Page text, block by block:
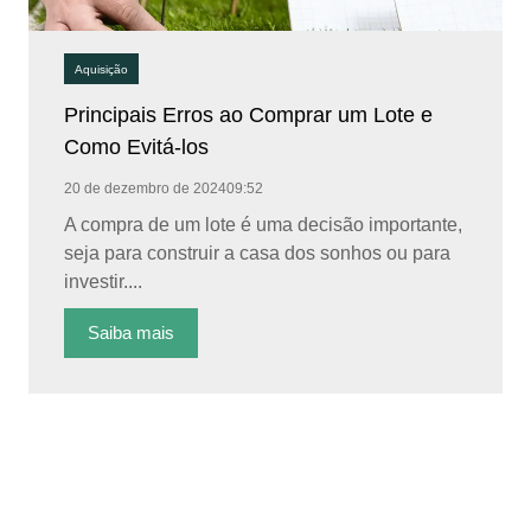
Aquisição
Principais Erros ao Comprar um Lote e
Como Evitá-los
20 de dezembro de 202409:52
A compra de um lote é uma decisão importante,
seja para construir a casa dos sonhos ou para
investir....
Saiba mais